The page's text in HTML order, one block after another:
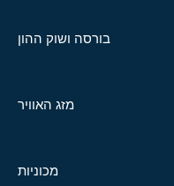
בורסה ושוק ההון
מזג האוויר
מכוניות